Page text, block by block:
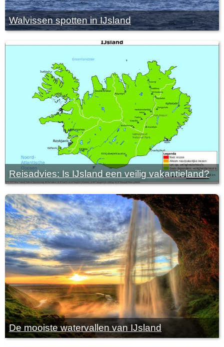
Walvissen spotten in IJsland
Reisadvies: Is IJsland een veilig vakantieland?
De mooiste watervallen van IJsland